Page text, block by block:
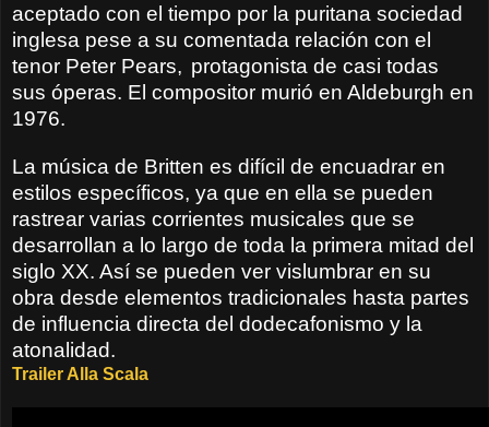
aceptado con el tiempo por la puritana sociedad
inglesa pese a su comentada relación con el
tenor Peter Pears, protagonista de casi todas
sus óperas. El compositor murió en Aldeburgh en
1976.
La música de Britten es difícil de encuadrar en
estilos específicos, ya que en ella se pueden
rastrear varias corrientes musicales que se
desarrollan a lo largo de toda la primera mitad del
siglo XX. Así se pueden ver vislumbrar en su
obra desde elementos tradicionales hasta partes
de influencia directa del dodecafonismo y la
atonalidad.
Trailer Alla Scala